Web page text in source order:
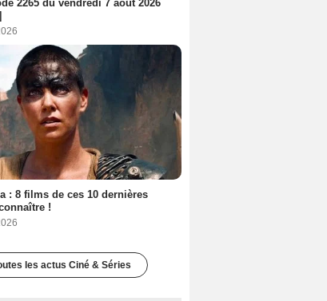
2265 du vendredi 7 août 2026
: 8 films de ces 10 dernières
!
les actus Ciné & Séries